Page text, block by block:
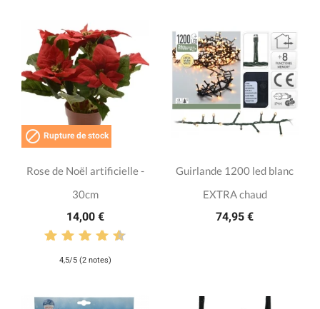
 Rupture de stock
Rose de Noël artificielle -
30cm
14,00 €
4,5/5 (2 notes)
Guirlande 1200 led blanc
EXTRA chaud
74,95 €